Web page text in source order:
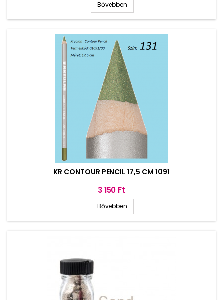
Bővebben
KR CONTOUR PENCIL 17,5 CM 1091
Ár
3 150 Ft
Bővebben